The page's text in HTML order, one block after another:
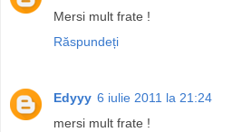
Mersi mult frate !
Răspundeți
Edyyy 6 iulie 2011 la 21:24
mersi mult frate !